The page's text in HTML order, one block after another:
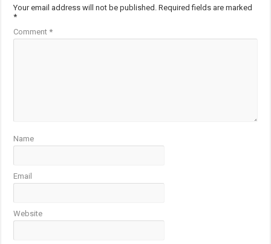
Your email address will not be published. Required fields are marked
*
Comment*
Name
Email
Website